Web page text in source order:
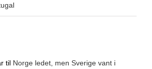
til Norge ledet, men Sverige vant i